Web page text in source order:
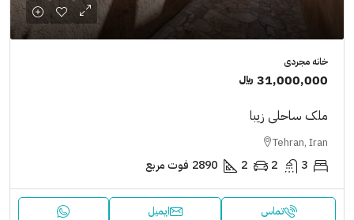
خانه مجردی
31,000,000 ﷼
ملک ساحلی زیبا
Tehran, Iran
3
2
2
2890 فوت مربع
تماس ایمیل